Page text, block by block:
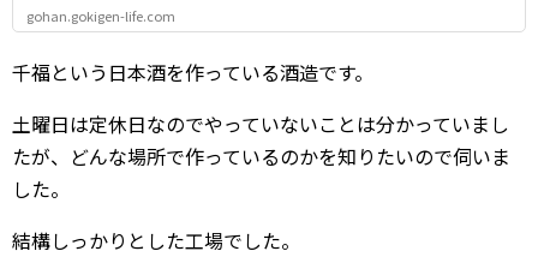
gohan.gokigen-life.com
千福という日本酒を作っている酒造です。
土曜日は定休日なのでやっていないことは分かっていまし
たが、どんな場所で作っているのかを知りたいので伺いま
した。
結構しっかりとした工場でした。